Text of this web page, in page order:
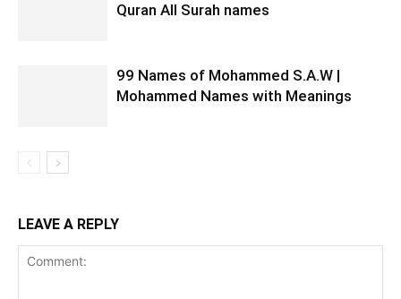
Quran All Surah names
99 Names of Mohammed S.A.W |
Mohammed Names with Meanings
LEAVE A REPLY